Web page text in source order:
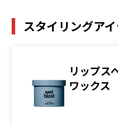
スタイリングア
リップス
ワックス